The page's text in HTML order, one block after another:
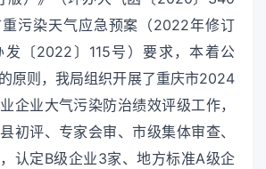
污染天气应急预案（2022年修订
发〔2022〕115号）要求，本着公
原则，我局组织开展了重庆市2024
企业大气污染防治绩效评级工作，
初评、专家会审、市级集体审查、
认定B级企业3家、地方标准A级企